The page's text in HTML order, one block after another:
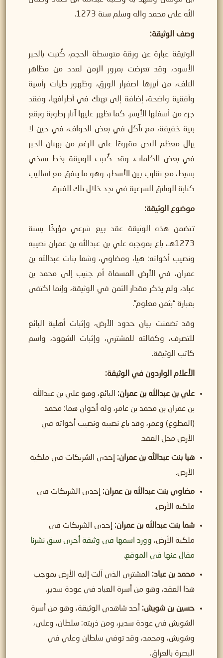
الله على محمد واله وسلم سنة 1273.
وصف الوثيقة:
الوثيقة عبارة عن ورقة متوسطة الحجم، كُتبت بالحبر
الأسود، وقد تعرضت بمرور الزمن لعدد من مظاهر
التلف، من أبرزها اصفرار الورق، وظهور طيات رأسية
وأفقية واضحة، إضافة إلى تهتك في أطرافها، وفقد
جزء من أسفلها الأيسر. كما تظهر عليها آثار رطوبة وبقع
بنية خفيفة، مع تآكل في بعض الحواف، في حين لا
يزال معظم النص مقروءًا على الرغم من بهتان الحبر
في بعض الكلمات. وقد كُتبت الوثيقة بخط نسخي
بسيط، مع تقارب بين الأسطر، وهو ما يتفق مع أساليب
كتابة الوثائق الشرعية في نجد خلال تلك الفترة.
موضوع الوثيقة:
تتضمن هذه الوثيقة عقد بيع شرعي مؤرخًا بسنة
1273هـ، باع بموجبه علي بن عبدالله بن عمران نصيبه
ونصيب أخواته: هيا، ومضاوي، وشما بنات عبدالله بن
عمران، في الأرض المسماة أم جنيب إلى محمد بن
عباد، ولم يذكر مقدار الثمن في الوثيقة، وإنما اكتفى
بعبارة “بثمن معلوم”.
وقد تضمنت بيان حدود الأرض، وإثبات أهلية البائع
للتصرف، وكفالته للمشتري، وإثبات الشهود، واسم
كاتب الوثيقة.
الأعلام الواردون في الوثيقة:
علي بن عبدالله بن عمران:
البائع، وهو علي بن عبدالله
بن عمران بن محمد بن عامر، وله أخوان هما: محمد
(المطوع) وعمر، وقد باع نصيبه ونصيب أخواته في
الأرض محل العقد.
هيا بنت عبدالله بن عمران:
إحدى الشريكات في ملكية
الأرض.
مضاوي بنت عبدالله بن عمران:
إحدى الشريكات في
ملكية الأرض.
شما بنت عبدالله بن عمران:
إحدى الشريكات في
ملكية الأرض، وورد اسمها في وثيقة أخرى سبق نشرنا
مقال عنها في الموقع.
محمد بن عباد:
المشتري الذي آلت إليه الأرض بموجب
هذا العقد، وهو من أسرة العباد في عودة سدير.
حسين بن شويش:
أحد شاهدي الوثيقة، وهو من أسرة
الشويش في عودة سدير، ومن ذريته: سلطان، وعلي،
وشويش، ومحمد، وقد توفي سلطان وعلي في
البصرة بالعراق.